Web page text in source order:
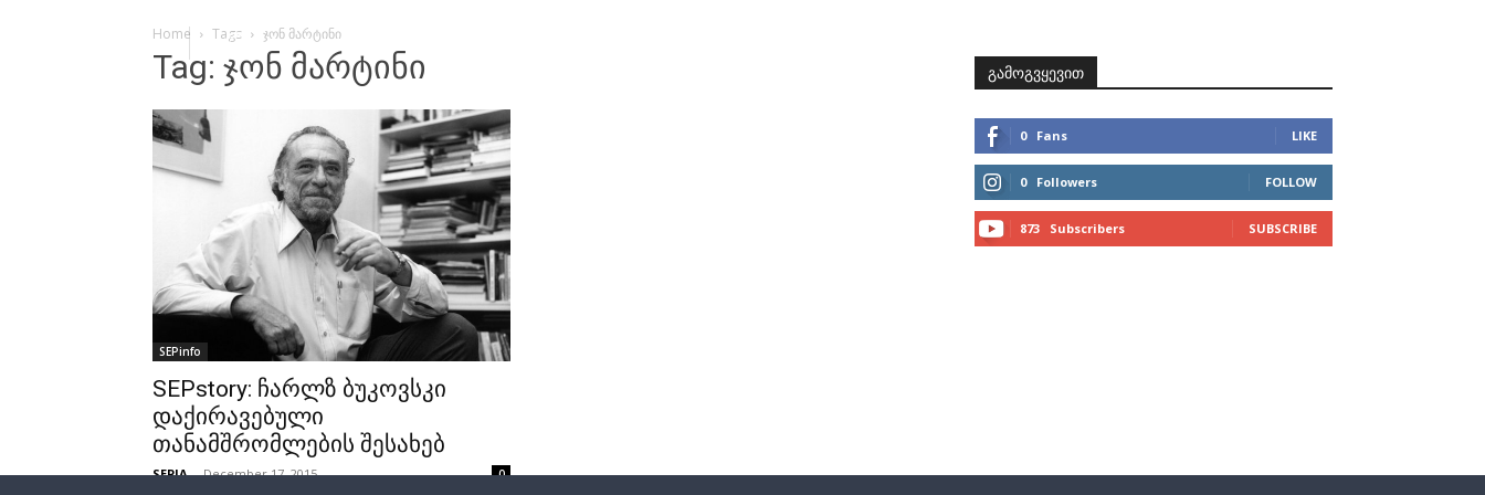
Home Tags ჯონ მარტინი
Tag: ჯონ მარტინი
SEPinfo
SEPstory: ჩარლზ ბუკოვსკი
დაქირავებული
თანამშრომლების შესახებ
SEPIA - December 17, 2015 0
გამოგვყევით
0 Fans LIKE
0 Followers FOLLOW
873 Subscribers SUBSCRIBE